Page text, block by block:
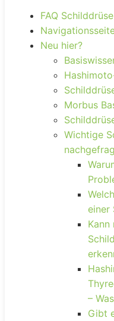
FAQ Schilddrüse
Neu hier?
Morbus
Wichtige
einer
–
Gibt